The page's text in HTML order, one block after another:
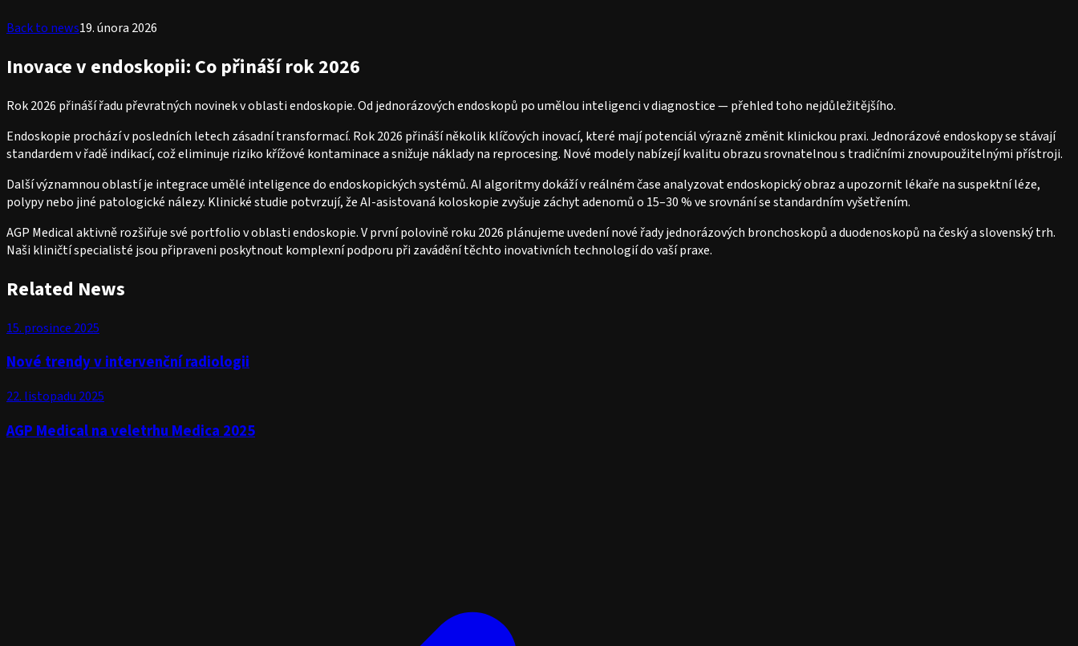
Back to news19. února 2026
Inovace v endoskopii: Co přináší rok 2026
Rok 2026 přináší řadu převratných novinek v oblasti endoskopie. Od jednorázových endoskopů po umělou inteligenci v diagnostice — přehled toho nejdůležitějšího.
Endoskopie prochází v posledních letech zásadní transformací. Rok 2026 přináší několik klíčových inovací, které mají potenciál výrazně změnit klinickou praxi. Jednorázové endoskopy se stávají
standardem v řadě indikací, což eliminuje riziko křížové kontaminace a snižuje náklady na reprocesing. Nové modely nabízejí kvalitu obrazu srovnatelnou s tradičními znovupoužitelnými přístroji.
Další významnou oblastí je integrace umělé inteligence do endoskopických systémů. AI algoritmy dokáží v reálném čase analyzovat endoskopický obraz a upozornit lékaře na suspektní léze,
polypy nebo jiné patologické nálezy. Klinické studie potvrzují, že AI-asistovaná koloskopie zvyšuje záchyt adenomů o 15–30 % ve srovnání se standardním vyšetřením.
AGP Medical aktivně rozšiřuje své portfolio v oblasti endoskopie. V první polovině roku 2026 plánujeme uvedení nové řady jednorázových bronchoskopů a duodenoskopů na český a slovenský trh.
Naši kliničtí specialisté jsou připraveni poskytnout komplexní podporu při zavádění těchto inovativních technologií do vaší praxe.
Related News
15. prosince 2025
Nové trendy v intervenční radiologii
22. listopadu 2025
AGP Medical na veletrhu Medica 2025